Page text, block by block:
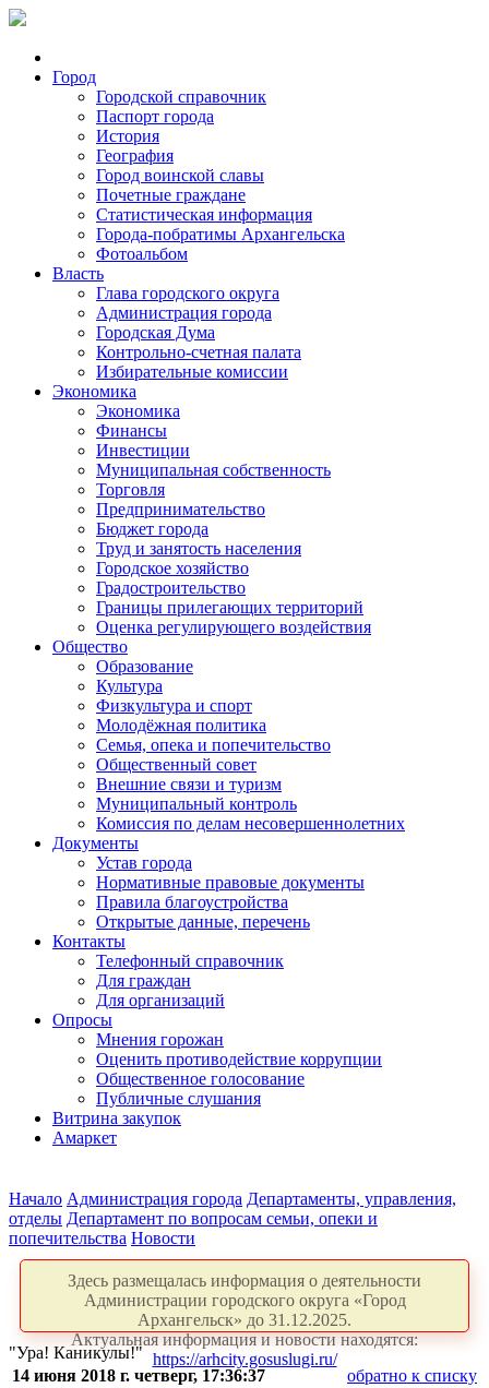
Город
Городской справочник
Паспорт города
История
География
Город воинской славы
Почетные граждане
Статистическая информация
Города-побратимы Архангельска
Фотоальбом
Власть
Глава городского округа
Администрация города
Городская Дума
Контрольно-счетная палата
Избирательные комиссии
Экономика
Экономика
Финансы
Инвестиции
Муниципальная собственность
Торговля
Предпринимательство
Бюджет города
Труд и занятость населения
Городское хозяйство
Градостроительство
Границы прилегающих территорий
Оценка регулирующего воздействия
Общество
Образование
Культура
Физкультура и спорт
Молодёжная политика
Семья, опека и попечительство
Общественный совет
Внешние связи и туризм
Муниципальный контроль
Комиссия по делам несовершеннолетних
Документы
Устав города
Нормативные правовые документы
Правила благоустройства
Открытые данные, перечень
Контакты
Телефонный справочник
Для граждан
Для организаций
Опросы
Мнения горожан
Оценить противодействие коррупции
Общественное голосование
Публичные слушания
Витрина закупок
Амаркет
Начало Администрация города Департаменты, управления,
отделы Департамент по вопросам семьи, опеки и
попечительства Новости
Здесь размещалась информация о деятельности
Администрации городского округа «Город
Архангельск» до 31.12.2025.
Актуальная информация и новости находятся:
https://arhcity.gosuslugi.ru/
"Ура! Каникулы!"
14 июня 2018 г. четверг, 17:36:37
обратно к списку